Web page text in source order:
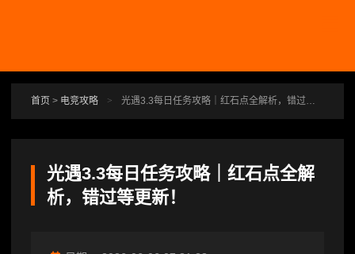
首页 > 电竞攻略 > 光遇3.3每日任务攻略｜红石点全解析，错过等更新！
光遇3.3每日任务攻略｜红石点全解
析，错过等更新！